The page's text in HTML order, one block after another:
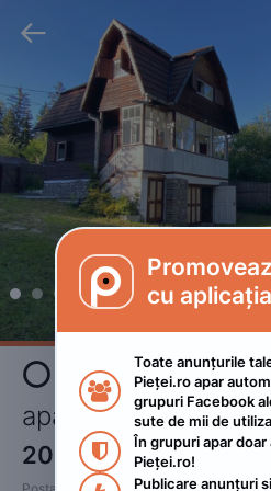

⭕️ Schimb Casă de
200 €
cu

Toate anunțurile
Pieței.ro apar
grupuri Facebook
sute de mii de

În grupuri apar
Pieței.ro!
Publicare anunțuri